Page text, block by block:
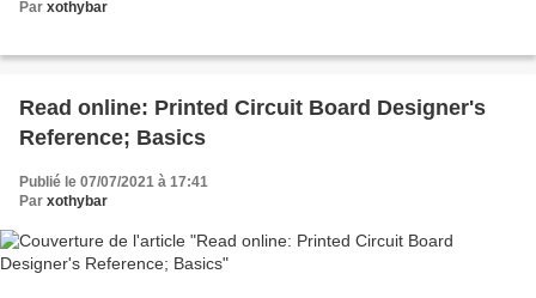
Par xothybar
Read online: Printed Circuit Board Designer's
Reference; Basics
Publié le 07/07/2021 à 17:41
Par xothybar